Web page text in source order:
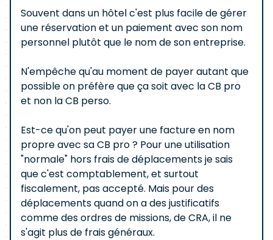
Souvent dans un hôtel c'est plus facile de gérer
une réservation et un paiement avec son nom
personnel plutôt que le nom de son entreprise.
N'empêche qu'au moment de payer autant que
possible on préfère que ça soit avec la CB pro
et non la CB perso.
Est-ce qu'on peut payer une facture en nom
propre avec sa CB pro ? Pour une utilisation
"normale" hors frais de déplacements je sais
que c'est comptablement, et surtout
fiscalement, pas accepté. Mais pour des
déplacements quand on a des justificatifs
comme des ordres de missions, de CRA, il ne
s'agit plus de frais généraux.